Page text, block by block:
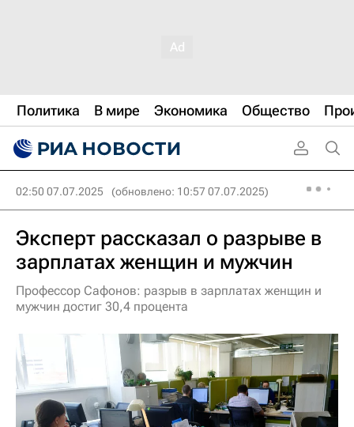
Политика В мире Экономика Общество
02:50 07.07.2025 (обновлено: 10:57 07.07.2025)
Эксперт рассказал о разрыве в
зарплатах женщин и мужчин
Профессор Сафонов: разрыв в зарплатах женщин и
мужчин достиг 30,4 процента